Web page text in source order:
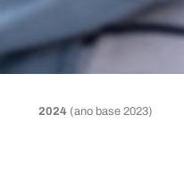
2024(ano base 2023)